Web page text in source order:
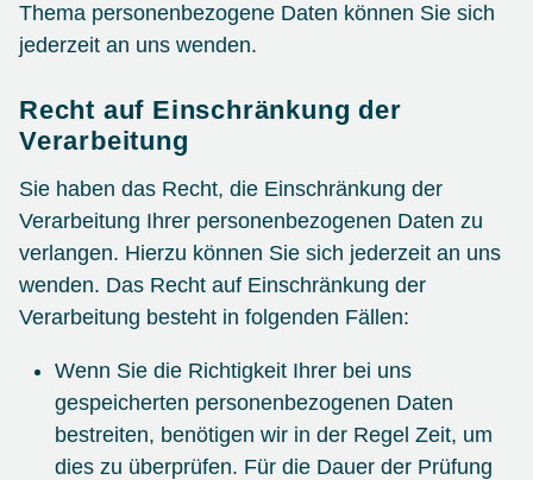
Thema personenbezogene Daten können Sie sich
jederzeit an uns wenden.
Recht auf Einschränkung der
Verarbeitung
Sie haben das Recht, die Einschränkung der
Verarbeitung Ihrer personenbezogenen Daten zu
verlangen. Hierzu können Sie sich jederzeit an uns
wenden. Das Recht auf Einschränkung der
Verarbeitung besteht in folgenden Fällen:
Wenn Sie die Richtigkeit Ihrer bei uns
gespeicherten personenbezogenen Daten
bestreiten, benötigen wir in der Regel Zeit, um
dies zu überprüfen. Für die Dauer der Prüfung